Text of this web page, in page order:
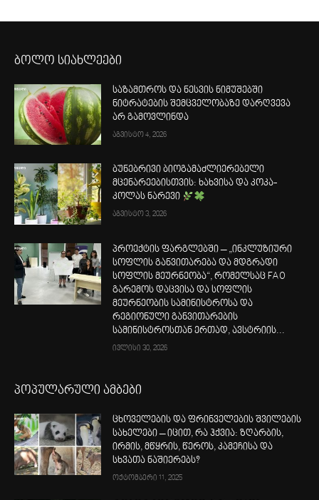
ბოლო სიახლეები
საზამთროს და ნესვის ნიმუშებში
ნიტრატების შემცველობაზე დარღვევა
არ გამოვლინდა
აგვისტო 4, 2026
ბუნებრივი ბიოგამაძლიერებელი
მცენარეებისთვის: ხახვისა და კოკა-
კოლას ნარევი
აგვისტო 3, 2026
პროექტის ფარგლებში – „ინკლუზიური
სოფლის განვითარება და მდგრადი
სოფლის მეურნეობა“, რომელსაც FAO
გარემოს დაცვისა და სოფლის
მეურნეობის სამინისტროსა და
რეგიონული განვითარების
სამინისტროსთან ერთად, ავსტრიის...
ივლისი 30, 2026
პოპულარული ამბები
ცხოველების და ფრინველების შვილების
სახელები – იცით, რა ჰქვია: ზღარბის,
ირმის, მწყრის, წეროს, კამეჩისა და
სხვათა ნაშიერებს?
ოქტომბერი 11, 2025